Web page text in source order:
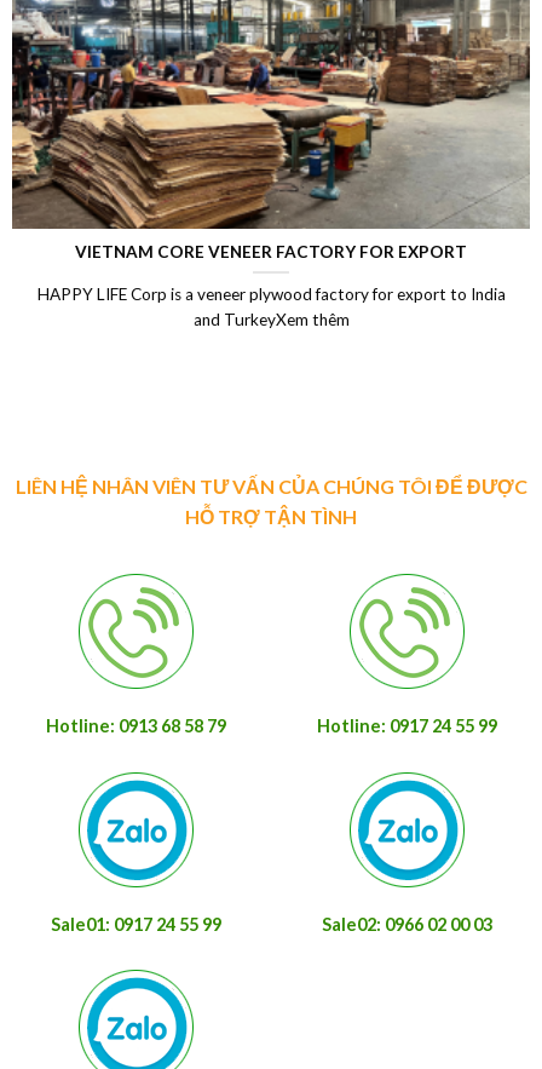
VIETNAM CORE VENEER FACTORY FOR EXPORT
HAPPY LIFE Corp is a veneer plywood factory for export to India
and TurkeyXem thêm
LIÊN HỆ NHÂN VIÊN TƯ VẤN CỦA CHÚNG TÔI ĐỂ ĐƯỢC
HỖ TRỢ TẬN TÌNH
Hotline: 0913 68 58 79 Hotline: 0917 24 55 99
Sale01: 0917 24 55 99 Sale02: 0966 02 00 03